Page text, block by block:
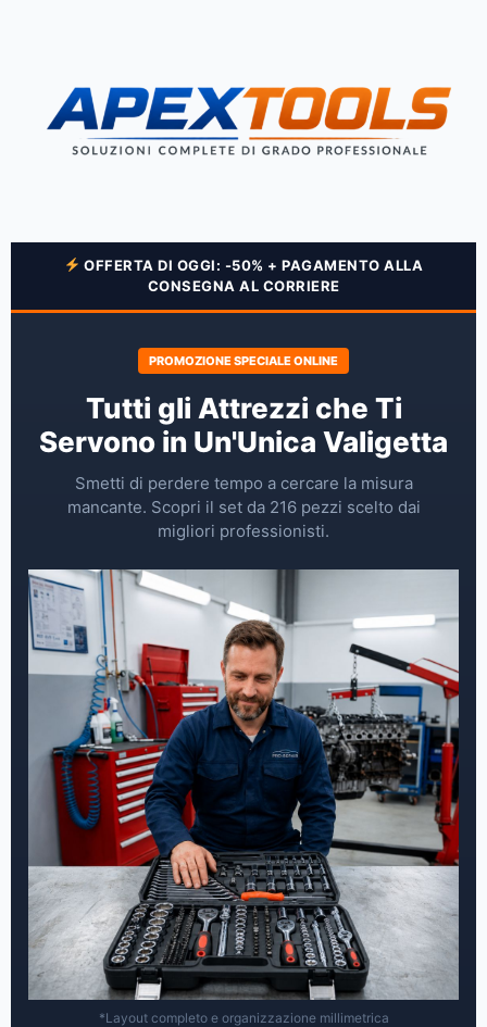
OFFERTA DI OGGI: -50% + PAGAMENTO ALLA
CONSEGNA AL CORRIERE
PROMOZIONE SPECIALE ONLINE
Tutti gli Attrezzi che Ti
Servono in Un'Unica Valigetta
Smetti di perdere tempo a cercare la misura
mancante. Scopri il set da 216 pezzi scelto dai
migliori professionisti.
*Layout completo e organizzazione millimetrica